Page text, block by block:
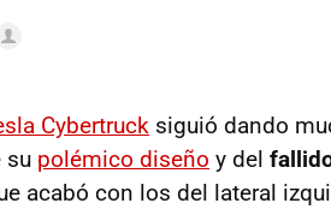
Cybertruck siguió dando
su polémico diseño y del
acabó con los del lateral